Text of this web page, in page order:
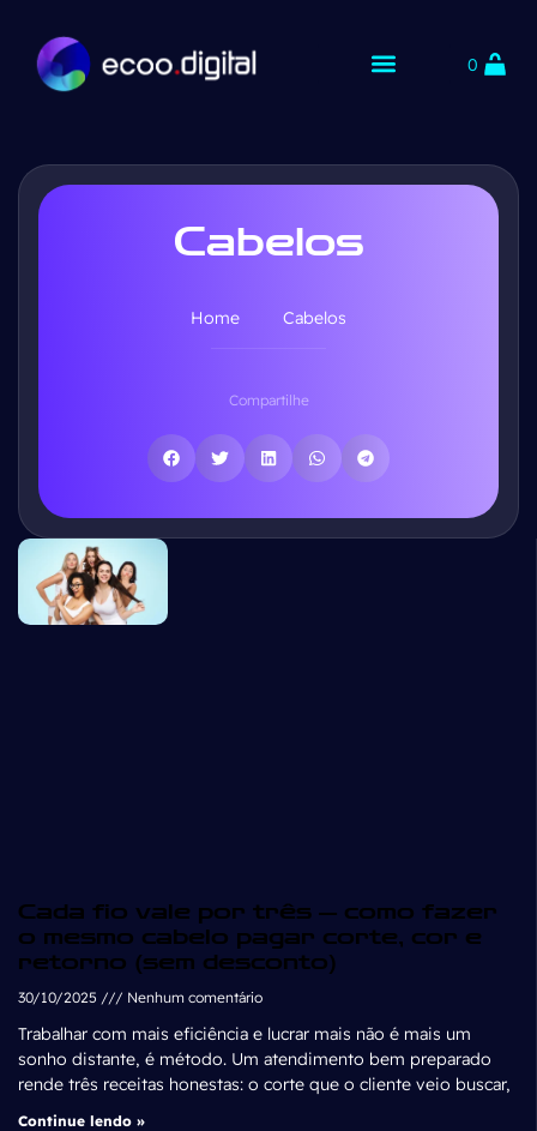
0
Cabelos
Home Cabelos
Compartilhe
Cada fio vale por três — como fazer
o mesmo cabelo pagar corte, cor e
retorno (sem desconto)
30/10/2025 Nenhum comentário
Trabalhar com mais eficiência e lucrar mais não é mais um
sonho distante, é método. Um atendimento bem preparado
rende três receitas honestas: o corte que o cliente veio buscar,
Continue lendo »